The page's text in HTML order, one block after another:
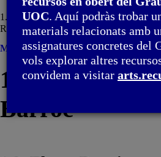
1. De l'edat mitjana al Barroc / 1.2. El
Renaixement
Menú
1. De l'edat
Barroc
UOC. Aquí podràs trobar
materials relacionats amb
assignatures concretes del
vols explorar altres
convidem a visitar